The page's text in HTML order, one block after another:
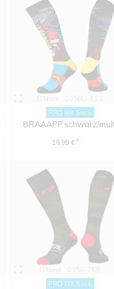
PRO MX Sock
BRAAAPP schwarz/
15.99 €*
PRO MX Sock